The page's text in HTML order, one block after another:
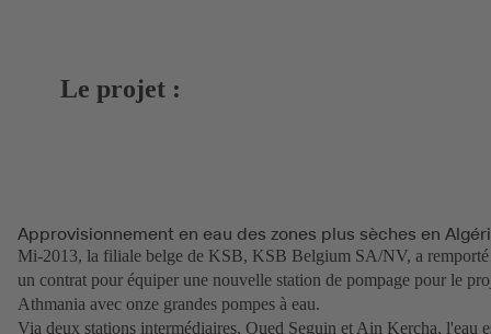
Le projet :
Approvisionnement en eau des zones plus sèches en
Mi-2013, la filiale belge de KSB, KSB Belgium SA/NV, a remporté
un contrat pour équiper une nouvelle station de pompage pour le
Athmania avec onze grandes pompes à eau.
Via deux stations intermédiaires, Oued Seguin et Ain Kercha, l'eau